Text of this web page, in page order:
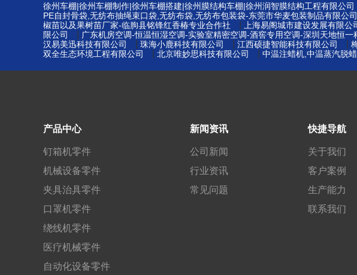
徐州车棚|徐州车棚制作|徐州车棚搭建|徐州膜结构车棚|徐州润智膜结构工程有限公司
PE自封骨袋,无纺布抽绳束口袋,无纺布袋,无纺布包装袋-东莞市华麦包装制品有限公司
椒苗以及果树苗厂家-临朐县铭锋红香椿专业合作社
上海易阁城市建设发展有限公
限公司
广东机房空调-恒温恒湿空调-实验室精密空调-酒窖专用空调-深圳天地恒一
汉易美迅科技有限公司
珠海小鹿科技有限公司 江西硕捷智能科技有限公司
双全生态环境工程有限公司
北京唯妙思科技有限公司 中温注蜡机,中温蒸汽脱
产品中心
钉箱机零件
机械设备零件
夹具治具零件
口罩机零件
绕线机零件
医疗机械零件
自动化设备零件
新闻资讯
公司新闻
行业资讯
常见问题
快捷导航
关于我们
客户案例
生产能力
联系我们